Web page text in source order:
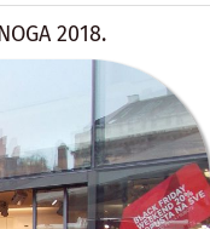
2018.